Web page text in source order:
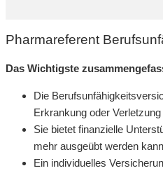
Pharmareferent
Das Wichtigste
Die
Erkrankung oder Verletzung
Sie bietet finanzielle
mehr ausgeübt werden
Ein individuelles